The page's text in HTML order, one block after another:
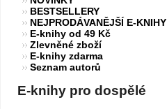
BESTSELLERY
NEJPRODÁVANĚJŠÍ E-KNIHY
E-knihy od 49 Kč
Zlevněné zboží
E-knihy zdarma
Seznam autorů
E-knihy pro dospělé